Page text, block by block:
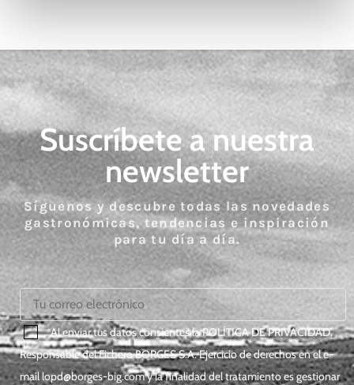
Suscríbete a nuestra
newsletter
Síguenos y descubre todas las novedades
gastronómicas, tendencias e inspiración
para tu día a día.
*Al enviar tus datos consientes laPOLÍTICA DE PRIVACIDAD.
Responsable del Fichero BORGES S.A. Ejercicio de derechos en el e-
maillopd@borges-big.comy la finalidad del tratamiento es gestionar